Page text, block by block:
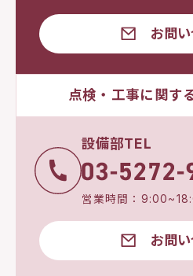
お問
点検・工事に関す
設備部TEL
営業時間：
お問